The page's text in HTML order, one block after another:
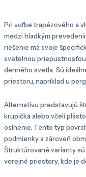
Pri voľbe trapézového a
medzi hladkým
riešenie má svoje
svetelnou
denného svetla. Sú
priestoru, napríklad u
Alternatívu predstavujú
krupička alebo včelí
oslnenie. Tento typ
podmienky a zároveň
Štruktúrované varianty
verejné priestory, kde je